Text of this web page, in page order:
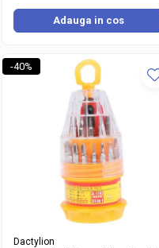
Adauga in cos
-40%
Dactylion